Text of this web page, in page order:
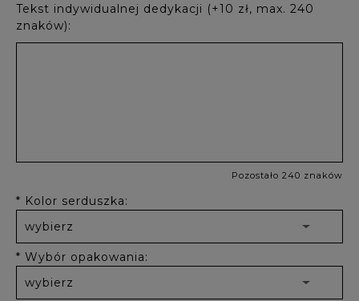
Tekst indywidualnej dedykacji (+10 zł, max. 240
znaków):
Pozostało 240 znaków
* Kolor serduszka:
* Wybór opakowania: